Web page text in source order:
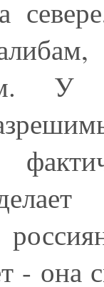
- она